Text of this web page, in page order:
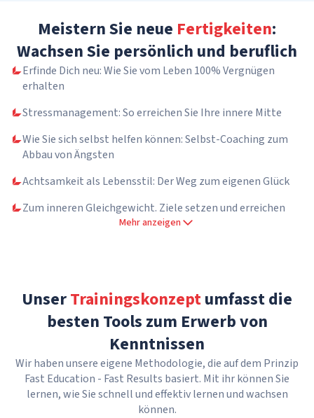
Meistern Sie neue Fertigkeiten:
Wachsen Sie persönlich und beruflich
Erfinde Dich neu: Wie Sie vom Leben 100% Vergnügen
erhalten
Stressmanagement: So erreichen Sie Ihre innere Mitte
Wie Sie sich selbst helfen können: Selbst-Coaching zum
Abbau von Ängsten
Achtsamkeit als Lebensstil: Der Weg zum eigenen Glück
Zum inneren Gleichgewicht. Ziele setzen und erreichen
Mehr anzeigen
UnserTrainingskonzeptumfasst die
besten Tools zum Erwerb von
Kenntnissen
Wir haben unsere eigene Methodologie, die auf dem Prinzip
Fast Education - Fast Results basiert. Mit ihr können Sie
lernen, wie Sie schnell und effektiv lernen und wachsen
können.